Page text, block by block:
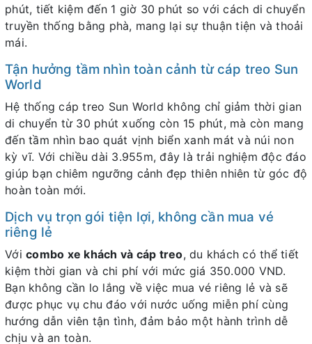
phút, tiết kiệm đến 1 giờ 30 phút so với cách di chuyển
truyền thống bằng phà, mang lại sự thuận tiện và thoải
mái.
Tận hưởng tầm nhìn toàn cảnh từ cáp treo Sun
World
Hệ thống cáp treo Sun World không chỉ giảm thời gian
di chuyển từ 30 phút xuống còn 15 phút, mà còn mang
đến tầm nhìn bao quát vịnh biển xanh mát và núi non
kỳ vĩ. Với chiều dài 3.955m, đây là trải nghiệm độc đáo
giúp bạn chiêm ngưỡng cảnh đẹp thiên nhiên từ góc độ
hoàn toàn mới.
Dịch vụ trọn gói tiện lợi, không cần mua vé
riêng lẻ
Với combo xe khách và cáp treo, du khách có thể tiết
kiệm thời gian và chi phí với mức giá 350.000 VND.
Bạn không cần lo lắng về việc mua vé riêng lẻ và sẽ
được phục vụ chu đáo với nước uống miễn phí cùng
hướng dẫn viên tận tình, đảm bảo một hành trình dễ
chịu và an toàn.